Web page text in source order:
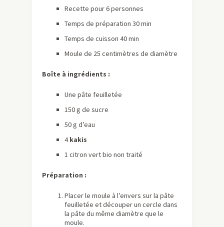
Recette pour 6 personnes
Temps de préparation 30 min
Temps de cuisson 40 min
Moule de 25 centimètres de diamètre
Boîte à ingrédients :
Une pâte feuilletée
150 g de sucre
50 g d’eau
4kakis
1 citron vert bio non traité
Préparation :
Placer le moule à l’envers sur la pâte
feuilletée et découper un cercle dans
la pâte du même diamètre que le
moule.